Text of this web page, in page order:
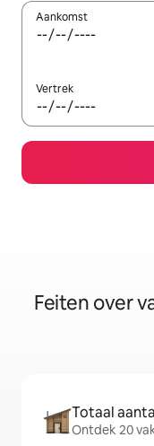
Aankomst
Vertrek
Feiten over
Totaal
Ontdek 20